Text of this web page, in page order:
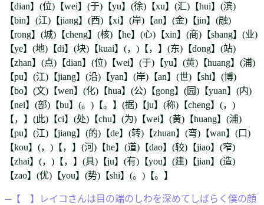
【dian】(位)【wei】(于)【yu】(徐)【xu】(汇)【hui】(滨)
【bin】(江)【jiang】(西)【xi】(岸)【an】(金)【jin】(融)
【rong】(城)【cheng】(核)【he】(心)【xin】(商)【shang】(业)
【ye】(地)【di】(块)【kuai】(，)【，】(东)【dong】(站)
【zhan】(点)【dian】(位)【wei】(于)【yu】(黄)【huang】(浦)
【pu】(江)【jiang】(沿)【yan】(岸)【an】(世)【shi】(博)
【bo】(文)【wen】(化)【hua】(公)【gong】(园)【yuan】(内)
【nei】(部)【bu】(。)【。】(据)【ju】(称)【cheng】(，)
【，】(此)【ci】(处)【chu】(为)【wei】(黄)【huang】(浦)
【pu】(江)【jiang】(的)【de】(转)【zhuan】(弯)【wan】(口)
【kou】(，)【，】(河)【he】(道)【dao】(较)【jiao】(窄)
【zhai】(，)【，】(具)【ju】(有)【you】(建)【jian】(造)
【zao】(优)【you】(势)【shi】(。)【。】
─【 】レイコさんは目の端のしわを深めてしばらく僕の顔